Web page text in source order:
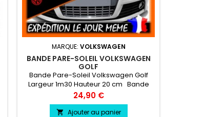
MARQUE: VOLKSWAGEN
BANDE PARE-SOLEIL VOLKSWAGEN
GOLF
Bande Pare-Soleil Volkswagen Golf
Largeur 1m30 Hauteur 20 cm Bande
Pare soleil couleur au choix Logo
Volkswagen Golf couleur au choix
Prix
24,90 €
 Ajouter au panier